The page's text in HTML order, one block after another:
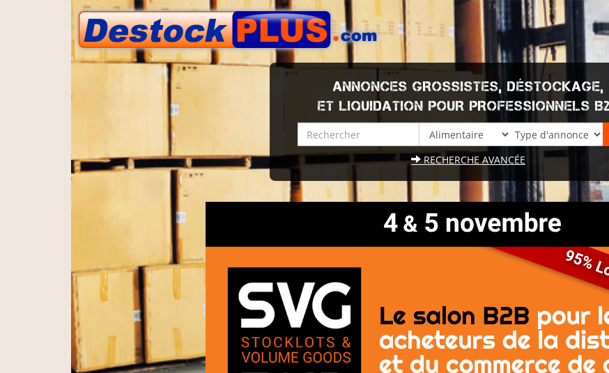
ANNONCES GROSSISTES, DÉSTOCKAGE,
ET LIQUIDATION POUR PROFESSIONNELS
RECHERCHE AVANCÉE